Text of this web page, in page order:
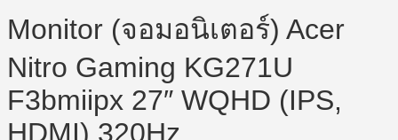
Monitor (จอมอนิเตอร์) Acer
Nitro Gaming KG271U
F3bmiipx 27″ WQHD (IPS,
HDMI) 320Hz